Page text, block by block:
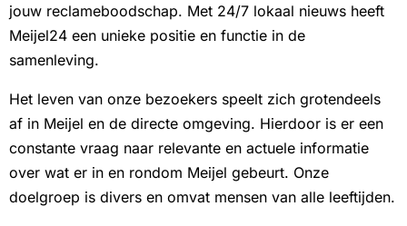
jouw reclameboodschap. Met 24/7 lokaal nieuws heeft
Meijel24 een unieke positie en functie in de
samenleving.
Het leven van onze bezoekers speelt zich grotendeels
af in Meijel en de directe omgeving. Hierdoor is er een
constante vraag naar relevante en actuele informatie
over wat er in en rondom Meijel gebeurt. Onze
doelgroep is divers en omvat mensen van alle leeftijden.